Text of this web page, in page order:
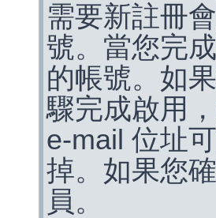
需要新註冊
號。當您完
的帳號。如
驟完成啟用
e-mail 位址
掉。如果您
員。